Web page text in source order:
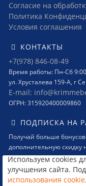
Используем cookies
улучшения сайта.
использования cookie.
Согласие на
Политика
Условия соглашения
КОНТАКТЫ
+7(978) 846-08-49
Время работы: Пн-Сб
ул. Хрусталева 159-А, г
E-mail:
ОГРН: 315920400009860
ПОДПИСКА НА
Получай больше
дополнительную скидку